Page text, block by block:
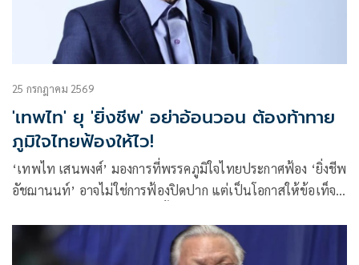
25 กรกฎาคม 2569
'เทพไท' ยุ 'ยิ่งชีพ' อย่าอ้อนวอน ต้องท้าทาย
ภูมิใจไทยฟ้องให้ไว!
‘เทพไท เสนพงศ์’ มองการที่พรรคภูมิใจไทยประกาศฟ้อง ‘ยิ่งชีพ
อัชฌานนท์’ อาจไม่ใช่การฟ้องปิดปาก แต่เป็นโอกาสให้ข้อเท็จ
กระบวนการพิจารณาของศาล พร้อมแนะ ‘ยิ่งชีพ’ ไม่ต้อง
อ้อนวอน แต่ควรท้าทายให้เร่งฟ้อง เพื่อให้ความจริงปรากฏต่อ